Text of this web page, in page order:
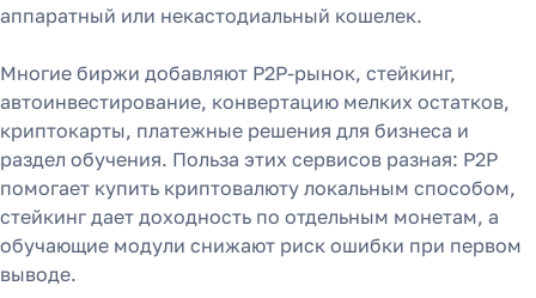
аппаратный или некастодиальный кошелек.
Многие биржи добавляют P2P-рынок, стейкинг,
автоинвестирование, конвертацию мелких остатков,
криптокарты, платежные решения для бизнеса и
раздел обучения. Польза этих сервисов разная: P2P
помогает купить криптовалюту локальным способом,
стейкинг дает доходность по отдельным монетам, а
обучающие модули снижают риск ошибки при первом
выводе.